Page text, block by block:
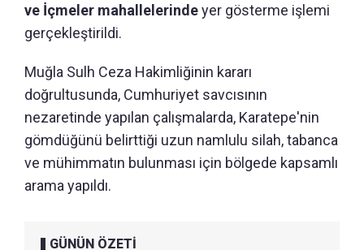
ve İçmeler mahallelerindeyer gösterme işlemi
gerçekleştirildi.
Muğla Sulh Ceza Hakimliğinin kararı
doğrultusunda, Cumhuriyet savcısının
nezaretinde yapılan çalışmalarda, Karatepe'nin
gömdüğünü belirttiği uzun namlulu silah, tabanca
ve mühimmatın bulunması için bölgede kapsamlı
arama yapıldı.
GÜNÜN ÖZETİ